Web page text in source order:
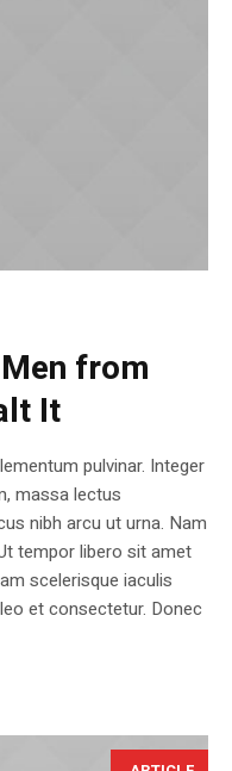
from
It
pulvinar. Integer
massa lectus
nibh arcu ut urna. Nam
tempor libero sit amet
scelerisque iaculis
et consectetur. Donec